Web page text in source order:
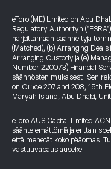
eToro (ME) Limited on Abu
Regulatory Authorityn
harjoittamaan säänneltyjä
(Matched), (b) Arranging
Arranging Custody ja (e)
Number 220073) Financial
säännösten mukaisesti. Sen
on Office 207 and 208, 15th
Maryah Island, Abu Dhabi,
eToro AUS Capital Limited
sääntelemättömiä ja erittäin
että menetät koko pääomasi.
vastuuvapauslauseke